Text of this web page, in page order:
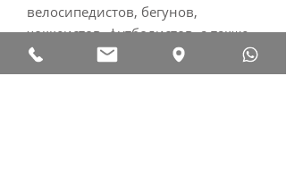
велосипедистов, бегунов,
хоккеистов, футболистов, а также
других атлетов.
В состав формулы EFS Drink от